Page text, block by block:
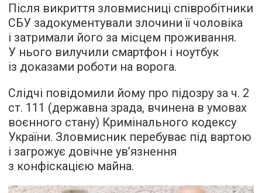
Після викриття зловмисниці співробітники
СБУ задокументували злочини її чоловіка
і затримали його за місцем проживання.
У нього вилучили смартфон і ноутбук
із доказами роботи на ворога.
Слідчі повідомили йому про підозру за ч. 2
ст. 111 (державна зрада, вчинена в умовах
воєнного стану) Кримінального кодексу
України. Зловмисник перебуває під вартою
і загрожує довічне ув’язнення
з конфіскацією майна.